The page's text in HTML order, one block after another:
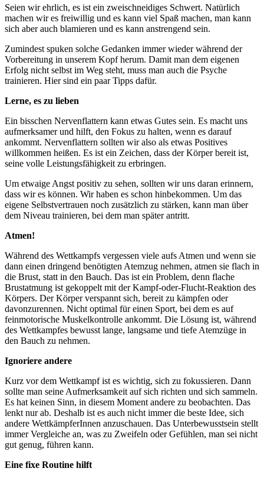
Seien wir ehrlich, es ist ein zweischneidiges Schwert. Natürlich
machen wir es freiwillig und es kann viel Spaß machen, man kann
sich aber auch blamieren und es kann anstrengend sein.
Zumindest spuken solche Gedanken immer wieder während der
Vorbereitung in unserem Kopf herum. Damit man dem eigenen
Erfolg nicht selbst im Weg steht, muss man auch die Psyche
trainieren. Hier sind ein paar Tipps dafür.
Lerne, es zu lieben
Ein bisschen Nervenflattern kann etwas Gutes sein. Es macht uns
aufmerksamer und hilft, den Fokus zu halten, wenn es darauf
ankommt. Nervenflattern sollten wir also als etwas Positives
willkommen heißen. Es ist ein Zeichen, dass der Körper bereit ist,
seine volle Leistungsfähigkeit zu erbringen.
Um etwaige Angst positiv zu sehen, sollten wir uns daran erinnern,
dass wir es können. Wir haben es schon hinbekommen. Um das
eigene Selbstvertrauen noch zusätzlich zu stärken, kann man über
dem Niveau trainieren, bei dem man später antritt.
Atmen!
Während des Wettkampfs vergessen viele aufs Atmen und wenn sie
dann einen dringend benötigten Atemzug nehmen, atmen sie flach in
die Brust, statt in den Bauch. Das ist ein Problem, denn flache
Brustatmung ist gekoppelt mit der Kampf-oder-Flucht-Reaktion des
Körpers. Der Körper verspannt sich, bereit zu kämpfen oder
davonzurennen. Nicht optimal für einen Sport, bei dem es auf
feinmotorische Muskelkontrolle ankommt. Die Lösung ist, während
des Wettkampfes bewusst lange, langsame und tiefe Atemzüge in
den Bauch zu nehmen.
Ignoriere andere
Kurz vor dem Wettkampf ist es wichtig, sich zu fokussieren. Dann
sollte man seine Aufmerksamkeit auf sich richten und sich sammeln.
Es hat keinen Sinn, in diesem Moment andere zu beobachten. Das
lenkt nur ab. Deshalb ist es auch nicht immer die beste Idee, sich
andere WettkämpferInnen anzuschauen. Das Unterbewusstsein stellt
immer Vergleiche an, was zu Zweifeln oder Gefühlen, man sei nicht
gut genug, führen kann.
Eine fixe Routine hilft